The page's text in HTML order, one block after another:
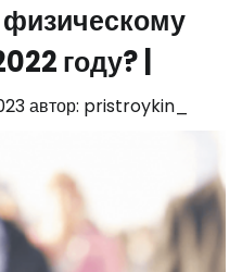
физическому
году? |
автор: pristroykin_